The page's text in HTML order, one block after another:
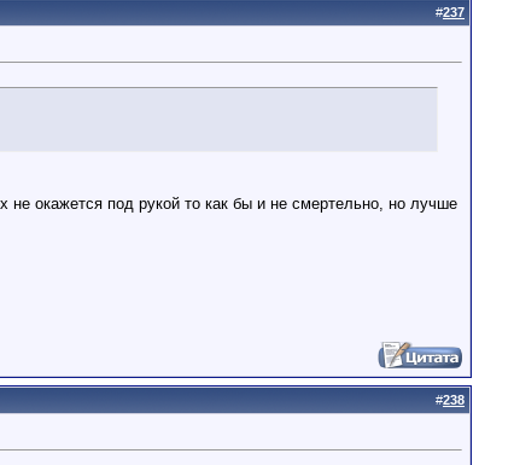
#237
не окажется под рукой то как бы и не смертельно, но лучше
#238